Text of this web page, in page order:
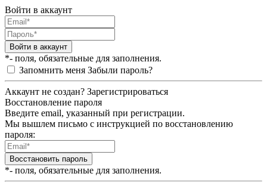
Войти в аккаунт
Войти в аккаунт
*- поля, обязательные для заполнения.
Запомнить меня Забыли пароль?
Аккаунт не создан? Зарегистрироваться
Восстановление пароля
Введите email, указанный при регистрации.
Мы вышлем письмо с инструкцией по восстановлению
пароля:
Восстановить пароль
*- поля, обязательные для заполнения.